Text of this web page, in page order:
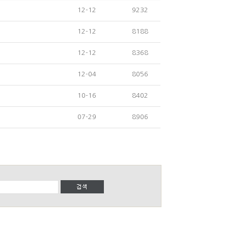
12-12 9232
12-12 8188
12-12 8368
12-04 8056
10-16 8402
07-29 8906